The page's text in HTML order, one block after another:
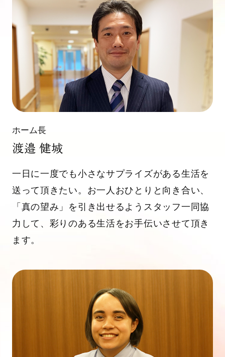
ホーム長
渡邉 健城
一日に一度でも小さなサプライズがある生活を
送って頂きたい。お一人おひとりと向き合い、
「真の望み」を引き出せるようスタッフ一同協
力して、彩りのある生活をお手伝いさせて頂き
ます。